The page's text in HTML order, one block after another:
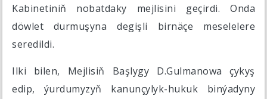
Kabinetiniň nobatdaky mejlisini geçirdi. Onda
döwlet durmuşyna degişli birnäçe meselelere
seredildi.
Ilki bilen, Mejlisiň Başlygy D.Gulmanowa çykyş
edip, ýurdumyzyň kanunçylyk-hukuk binýadyny